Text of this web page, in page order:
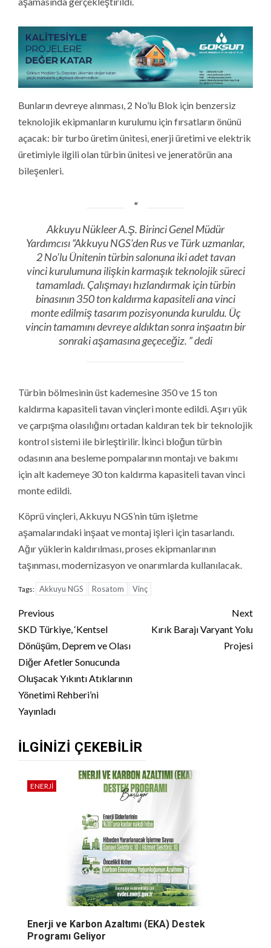
Bunların devreye alınması, 2 No’lu Blok için benzersiz
teknolojik ekipmanların kurulumu için fırsatların önünü
açacak: bir turbo üretim ünitesi, enerji üretimi ve elektrik
üretimiyle ilgili olan türbin ünitesi ve jeneratörün ana
bileşenleri.
Akkuyu Nükleer A.Ş. Birinci Genel Müdür
Yardımcısı “Akkuyu NGS’den Rus ve Türk uzmanlar,
2 No’lu Ünitenin türbin salonuna iki adet tavan
vinci kurulumuna ilişkin karmaşık teknolojik süreci
tamamladı. Çalışmayı hızlandırmak için türbin
binasının 350 ton kaldırma kapasiteli ana vinci
monte edilmiş tasarım pozisyonunda kuruldu. Üç
vincin tamamını devreye aldıktan sonra inşaatın bir
sonraki aşamasına geçeceğiz. ” dedi
Türbin bölmesinin üst kademesine 350 ve 15 ton
kaldırma kapasiteli tavan vinçleri monte edildi. Aşırı yük
ve çarpışma olasılığını ortadan kaldıran tek bir teknolojik
kontrol sistemi ile birleştirilir. İkinci bloğun türbin
odasının ana besleme pompalarının montajı ve bakımı
için alt kademeye 30 ton kaldırma kapasiteli tavan vinci
monte edildi.
Köprü vinçleri, Akkuyu NGS’nin tüm işletme
aşamalarındaki inşaat ve montaj işleri için tasarlandı.
Ağır yüklerin kaldırılması, proses ekipmanlarının
taşınması, modernizasyon ve onarımlarda kullanılacak.
Tags: Akkuyu NGS Rosatom Vinç
Continue
Reading
Previous
SKD Türkiye, ‘Kentsel
Dönüşüm, Deprem ve Olası
Diğer Afetler Sonucunda
Oluşacak Yıkıntı Atıklarının
Yönetimi Rehberi’ni
Yayınladı
Next
Kırık Barajı Varyant Yolu
Projesi
İLGINIZI ÇEKEBILIR
ENERJI
Enerji ve Karbon Azaltımı (EKA) Destek
Programı Geliyor